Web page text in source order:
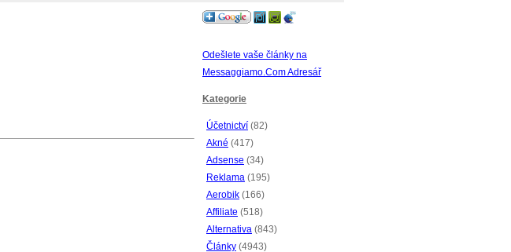
Odešlete vaše články na
Messaggiamo.Com Adresář
Kategorie
Účetnictví (82)
Akné (417)
Adsense (34)
Reklama (195)
Aerobik (166)
Affiliate (518)
Alternativa (843)
Články (4943)